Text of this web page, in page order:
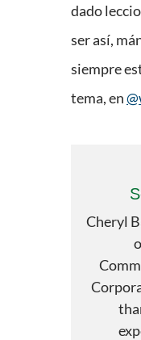
dado
ser así,
siempre
tema, en
Cheryl